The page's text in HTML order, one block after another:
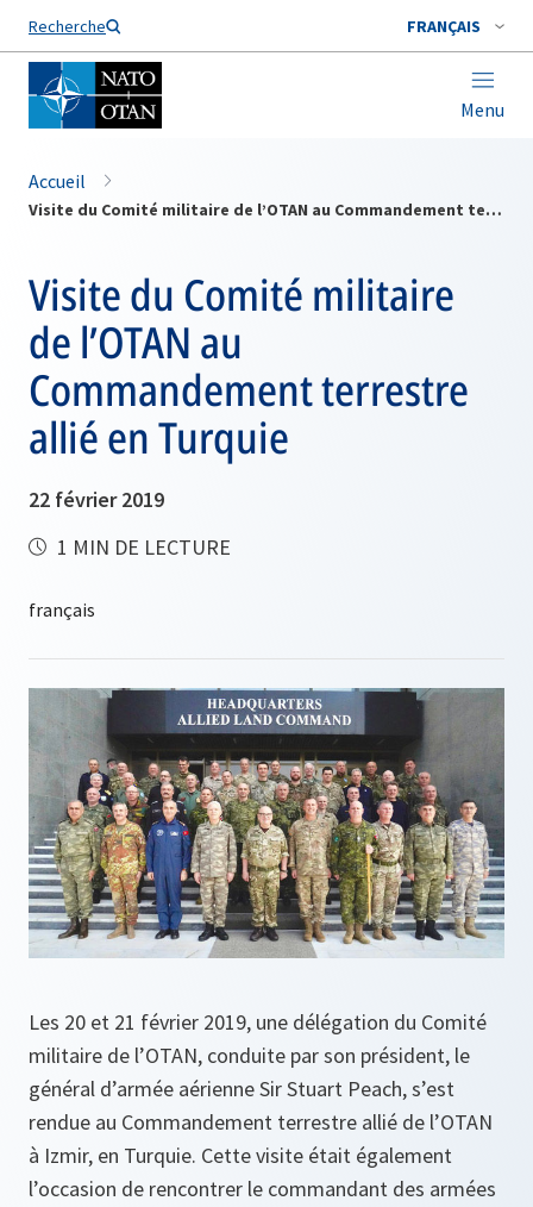
Recherche FRANÇAIS
Menu
Nom de famille*
Accueil
Visite du Comité militaire de l’OTAN au Commandement terrestre allié en Turquie
Visite du Comité militaire
de l’OTAN au
Commandement terrestre
allié en Turquie
22 février 2019
1 MIN DE LECTURE
Les 20 et 21 février 2019, une délégation du Comité
militaire de l’OTAN, conduite par son président, le
général d’armée aérienne Sir Stuart Peach, s’est
rendue au Commandement terrestre allié de l’OTAN
à Izmir, en Turquie. Cette visite était également
l’occasion de rencontrer le commandant des armées